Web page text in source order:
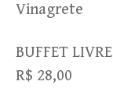
Vinagrete
BUFFET LIVRE
R$ 28,00